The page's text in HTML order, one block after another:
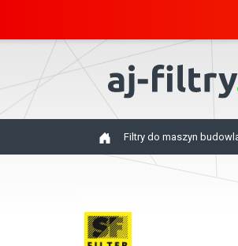
Filtry do maszyn